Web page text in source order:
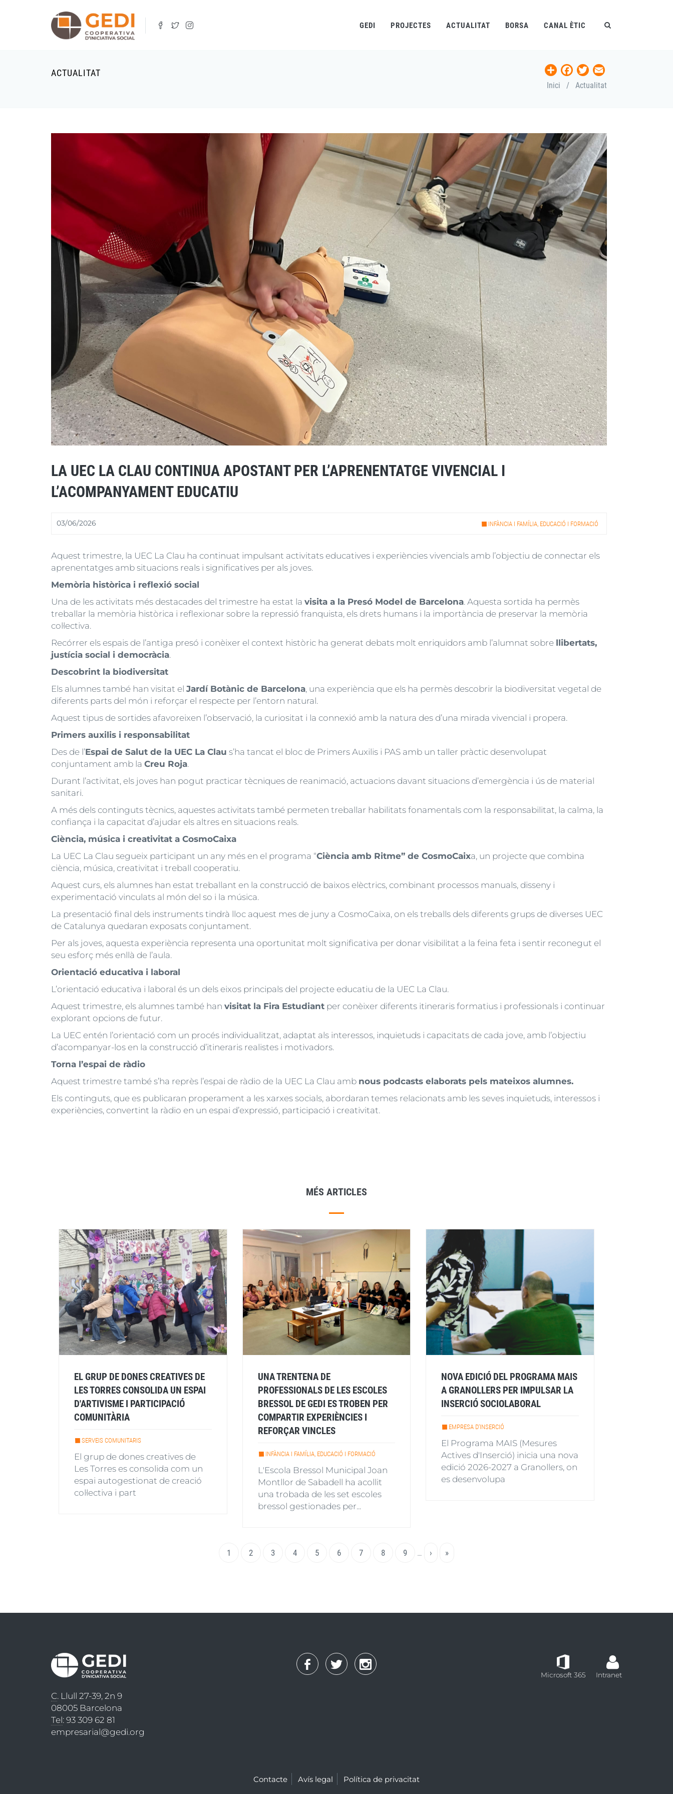
GEDI PROJECTES ACTUALITAT BORSA CANAL ÈTIC
ACTUALITAT ShareFacebook
Twitter
Inici / Actualitat
LA UEC LA CLAU CONTINUA APOSTANT PER L’APRENENTATGE VIVENCIAL I
L’ACOMPANYAMENT EDUCATIU
03/06/2026 INFÀNCIA I FAMÍLIA, EDUCACIÓ I FORMACIÓ
Aquest trimestre, la UEC La Clau ha continuat impulsant activitats educatives i experiències vivencials amb l’objectiu de connectar els
aprenentatges amb situacions reals i significatives per als joves.
Memòria històrica i reflexió social
Una de les activitats més destacades del trimestre ha estat la visita a la Presó Model de Barcelona. Aquesta sortida ha permès
treballar la memòria històrica i reflexionar sobre la repressió franquista, els drets humans i la importància de preservar la memòria
col·lectiva.
Recórrer els espais de l’antiga presó i conèixer el context històric ha generat debats molt enriquidors amb l’alumnat sobre llibertats,
justícia social i democràcia.
Descobrint la biodiversitat
Els alumnes també han visitat el Jardí Botànic de Barcelona, una experiència que els ha permès descobrir la biodiversitat vegetal de
diferents parts del món i reforçar el respecte per l’entorn natural.
Aquest tipus de sortides afavoreixen l’observació, la curiositat i la connexió amb la natura des d’una mirada vivencial i propera.
Primers auxilis i responsabilitat
Des de l’Espai de Salut de la UEC La Clau s’ha tancat el bloc de Primers Auxilis i PAS amb un taller pràctic desenvolupat
conjuntament amb la Creu Roja.
Durant l’activitat, els joves han pogut practicar tècniques de reanimació, actuacions davant situacions d’emergència i ús de material
sanitari.
A més dels continguts tècnics, aquestes activitats també permeten treballar habilitats fonamentals com la responsabilitat, la calma, la
confiança i la capacitat d’ajudar els altres en situacions reals.
Ciència, música i creativitat a CosmoCaixa
La UEC La Clau segueix participant un any més en el programa “Ciència amb Ritme” de CosmoCaixa, un projecte que combina
ciència, música, creativitat i treball cooperatiu.
Aquest curs, els alumnes han estat treballant en la construcció de baixos elèctrics, combinant processos manuals, disseny i
experimentació vinculats al món del so i la música.
La presentació final dels instruments tindrà lloc aquest mes de juny a CosmoCaixa, on els treballs dels diferents grups de diverses UEC
de Catalunya quedaran exposats conjuntament.
Per als joves, aquesta experiència representa una oportunitat molt significativa per donar visibilitat a la feina feta i sentir reconegut el
seu esforç més enllà de l’aula.
Orientació educativa i laboral
L’orientació educativa i laboral és un dels eixos principals del projecte educatiu de la UEC La Clau.
Aquest trimestre, els alumnes també han visitat la Fira Estudiant per conèixer diferents itineraris formatius i professionals i continuar
explorant opcions de futur.
La UEC entén l’orientació com un procés individualitzat, adaptat als interessos, inquietuds i capacitats de cada jove, amb l’objectiu
d’acompanyar-los en la construcció d’itineraris realistes i motivadors.
Torna l’espai de ràdio
Aquest trimestre també s’ha reprès l’espai de ràdio de la UEC La Clau amb nous podcasts elaborats pels mateixos alumnes.
Els continguts, que es publicaran properament a les xarxes socials, abordaran temes relacionats amb les seves inquietuds, interessos i
experiències, convertint la ràdio en un espai d’expressió, participació i creativitat.
MÉS ARTICLES
EL GRUP DE DONES CREATIVES DE
LES TORRES CONSOLIDA UN ESPAI
D'ARTIVISME I PARTICIPACIÓ
COMUNITÀRIA
SERVEIS COMUNITARIS
El grup de dones creatives de
Les Torres es consolida com un
espai autogestionat de creació
col·lectiva i part
UNA TRENTENA DE
PROFESSIONALS DE LES ESCOLES
BRESSOL DE GEDI ES TROBEN PER
COMPARTIR EXPERIÈNCIES I
REFORÇAR VINCLES
INFÀNCIA I FAMÍLIA, EDUCACIÓ I FORMACIÓ
L'Escola Bressol Municipal Joan
Montllor de Sabadell ha acollit
una trobada de les set escoles
bressol gestionades per...
NOVA EDICIÓ DEL PROGRAMA MAIS
A GRANOLLERS PER IMPULSAR LA
INSERCIÓ SOCIOLABORAL
EMPRESA D'INSERCIÓ
El Programa MAIS (Mesures
Actives d'Inserció) inicia una nova
edició 2026-2027 a Granollers, on
es desenvolupa
Pàgina
1 Page
2 Page
3 Page
4 Page
5 Page
6 Page
7 Page
8 Page
9 …
Pàgina
›
Última
»
C. Llull 27-39, 2n 9
08005 Barcelona
Tel: 93 309 62 81
empresarial@gedi.org
Microsoft 365 Intranet
Contacte Avís legal Política de privacitat